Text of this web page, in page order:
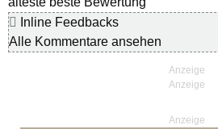
Inline Feedbacks
Alle Kommentare ansehen
Anzeige